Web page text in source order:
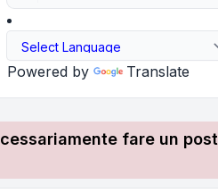
Powered by Translate
fare un post